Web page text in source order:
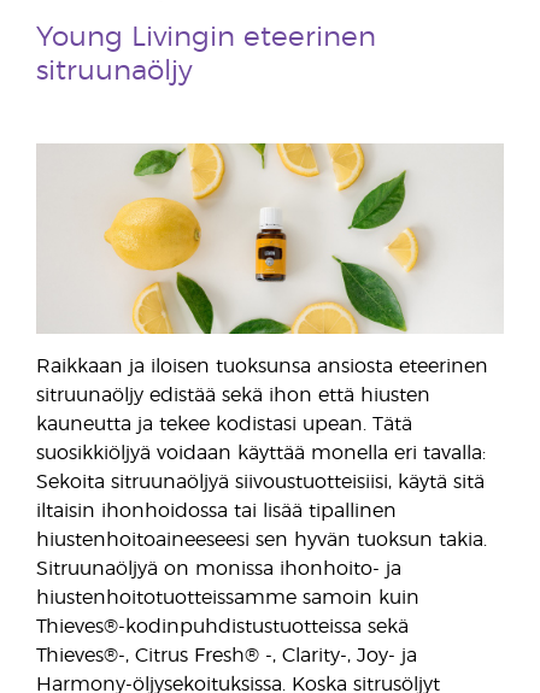
Young Livingin eteerinen
sitruunaöljy
Raikkaan ja iloisen tuoksunsa ansiosta eteerinen
sitruunaöljy edistää sekä ihon että hiusten
kauneutta ja tekee kodistasi upean. Tätä
suosikkiöljyä voidaan käyttää monella eri tavalla:
Sekoita sitruunaöljyä siivoustuotteisiisi, käytä sitä
iltaisin ihonhoidossa tai lisää tipallinen
hiustenhoitoaineeseesi sen hyvän tuoksun takia.
Sitruunaöljyä on monissa ihonhoito- ja
hiustenhoitotuotteissamme samoin kuin
Thieves®-kodinpuhdistustuotteissa sekä
Thieves®-, Citrus Fresh® -, Clarity-, Joy- ja
Harmony-öljysekoituksissa. Koska sitrusöljyt